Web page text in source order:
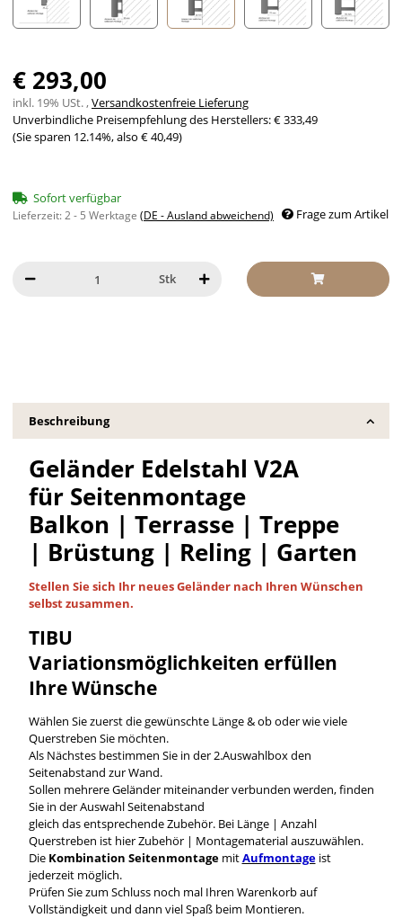
€ 293,00
inkl. 19% USt. ,Versandkostenfreie Lieferung
Unverbindliche Preisempfehlung des Herstellers:€ 333,49
(Sie sparen 12.14%, also € 40,49)
Sofort verfügbar
Lieferzeit:2 - 5 Werktage (DE - Ausland abweichend) Frage zum Artikel
Stk
Beschreibung
Geländer Edelstahl V2A
für Seitenmontage
Balkon | Terrasse | Treppe
| Brüstung | Reling | Garten
Stellen Sie sich Ihr neues Geländer nach Ihren Wünschen
selbstzusammen.
TIBU
Variationsmöglichkeiten erfüllen
Ihre Wünsche
Wählen Sie zuerst die gewünschte Länge & ob oder wie viele
Querstreben Sie möchten.
Als Nächstes bestimmen Sie in der 2.Auswahlbox den
Seitenabstand zur Wand.
Sollen mehrere Geländer miteinander verbunden werden, finden
Sie in der Auswahl Seitenabstand
gleich das entsprechende Zubehör. Bei Länge | Anzahl
Querstreben ist hier Zubehör | Montagematerial auszuwählen.
Die Kombination Seitenmontage mitAufmontageist
jederzeit möglich.
Prüfen Sie zum Schluss noch mal Ihren Warenkorb auf
Vollständigkeit und dann viel Spaß beim Montieren.